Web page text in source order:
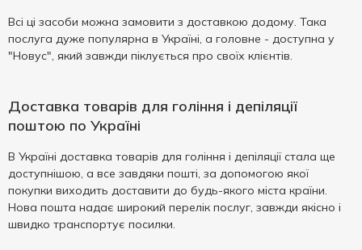
Всі ці засоби можна замовити з доставкою додому. Така
послуга дуже популярна в Україні, а головне - доступна у
"Новус", який завжди піклується про своїх клієнтів.
Доставка товарів для гоління і депіляції
поштою по Україні
В Україні доставка товарів для гоління і депіляції стала ще
доступнішою, а все завдяки пошті, за допомогою якої
покупки виходить доставити до будь-якого міста країни.
Нова пошта надає широкий перелік послуг, завжди якісно і
швидко транспортує посилки.